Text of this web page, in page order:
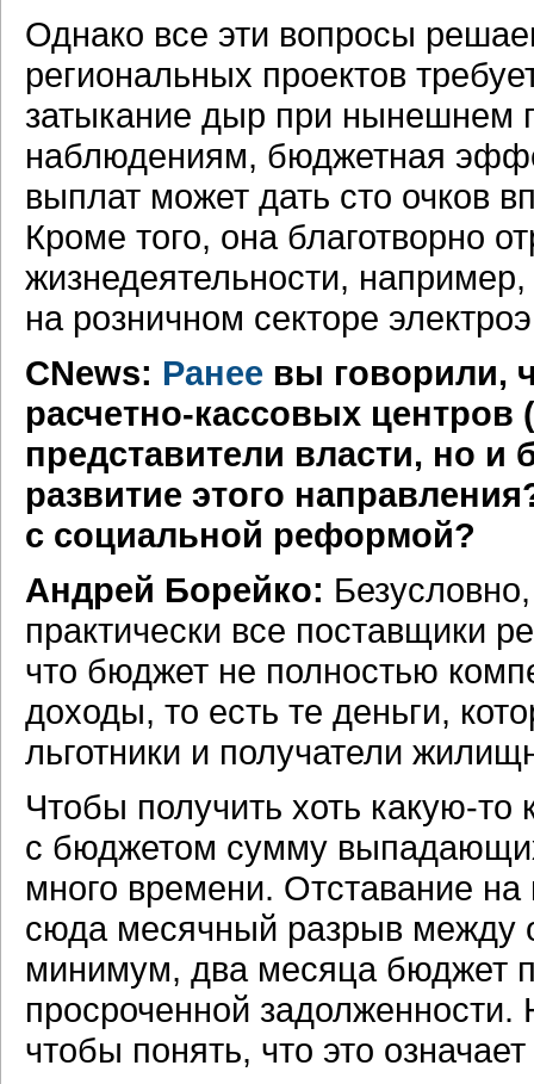
Однако все эти вопросы
региональных проектов
затыкание дыр при
наблюдениям, бюджетная
выплат может дать сто очков
Кроме того, она благотворно
жизнедеятельности,
на розничном секторе
CNews: Ранее вы говорили,
расчетно-кассовых центров
представители власти, но
развитие этого
с социальной реформой?
Андрей Борейко:
практически все поставщики
что бюджет не полностью
доходы, то есть те деньги,
льготники и получатели
Чтобы получить хоть какую-то
с бюджетом сумму
много времени. Отставание
сюда месячный разрыв между
минимум, два месяца бюджет
просроченной
чтобы понять, что это